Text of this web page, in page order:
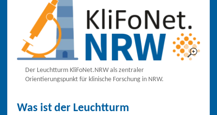
Der Leuchtturm KliFoNet.NRW als zentraler
Orientierungspunkt für klinische Forschung in NRW.
Was ist der Leuchtturm